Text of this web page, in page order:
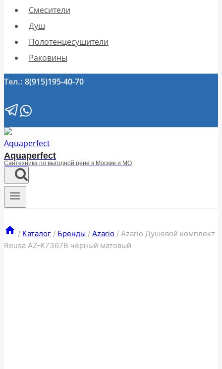
Смесители
Душ
Полотенцесушители
Раковины
Тел.: 8(915)195-40-70
Aquaperfect
Сантехника по выгодной цене в Москве и МО
/ Каталог / Бренды / Azario / Azario Душевой комплект
Reusa AZ-K7367B чёрный матовый